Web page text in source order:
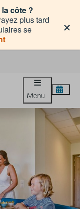
côte ?
plus tard
se
×
Menu